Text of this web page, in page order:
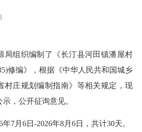
组织编制了《长汀县河田镇潘屋村
修编》，根据《中华人民共和国城乡
村庄规划编制指南》等相关规定，现
，公开征询意见。
月6日-2026年8月6日，共计30天。